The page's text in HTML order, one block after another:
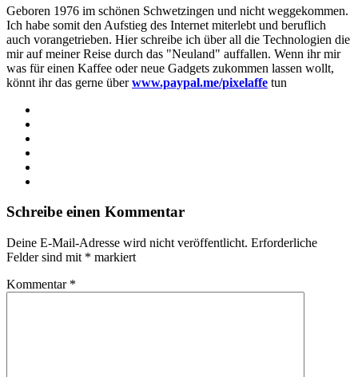
Geboren 1976 im schönen Schwetzingen und nicht weggekommen.
Ich habe somit den Aufstieg des Internet miterlebt und beruflich
auch vorangetrieben. Hier schreibe ich über all die Technologien die
mir auf meiner Reise durch das "Neuland" auffallen. Wenn ihr mir
was für einen Kaffee oder neue Gadgets zukommen lassen wollt,
könnt ihr das gerne überwww.paypal.me/pixelaffe tun
Schreibe einen Kommentar
Deine E-Mail-Adresse wird nicht veröffentlicht. Erforderliche
Felder sind mit * markiert
Kommentar *